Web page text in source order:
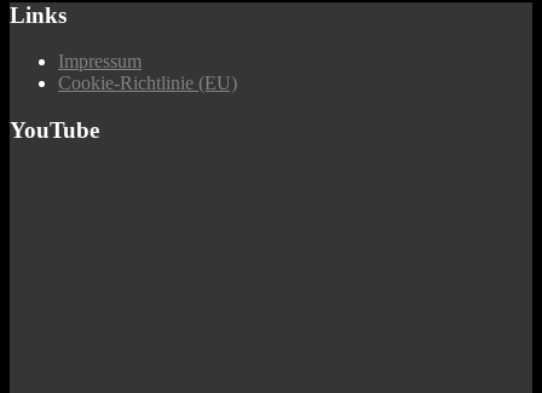
Links
Impressum
Cookie-Richtlinie (EU)
YouTube